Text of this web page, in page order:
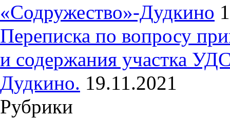
«Содружество»-Дудкино
Переписка по вопросу
и содержания участка
Дудкино. 19.11.2021
Рубрики